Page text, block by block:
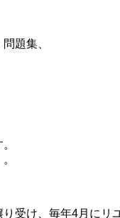
題集、
受け、毎年4月にリ